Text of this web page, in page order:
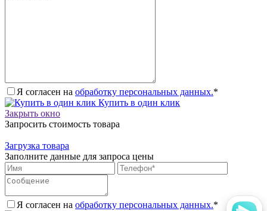
Я согласен на обработку персональных данных.*
Купить в один клик
Закрыть окно
Запросить стоимость товара
Загрузка товара
Заполните данные для запроса цены
Я согласен на обработку персональных данных.*